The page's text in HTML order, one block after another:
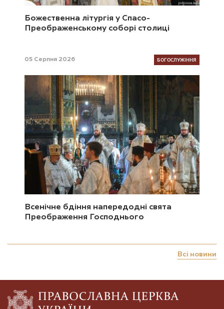
Божественна літургія у Спасо-
Преображенському соборі столиці
05 Серпня 2026 БОГОСЛУЖІННЯ
Всенічне бдіння напередодні свята
Преображення Господнього
Всі новини